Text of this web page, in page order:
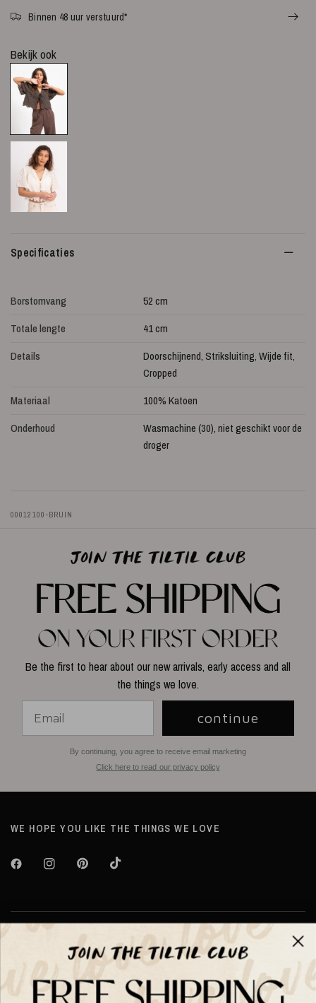
Binnen 48 uur verstuurd*
Bekijk ook
Specificaties
Borstomvang
52 cm
Totale lengte
41 cm
Details
Doorschijnend, Striksluiting, Wijde fit,
Cropped
Materiaal
100% Katoen
Onderhoud
Wasmachine (30), niet geschikt voor de
droger
00012100-BRUIN
Be the first to hear about our new arrivals, early access and all
the things we love.
continue
By continuing, you agree to receive email marketing
Click here to read our privacy policy
WE HOPE YOU LIKE THE THINGS WE LOVE
Over TILTIL
Help